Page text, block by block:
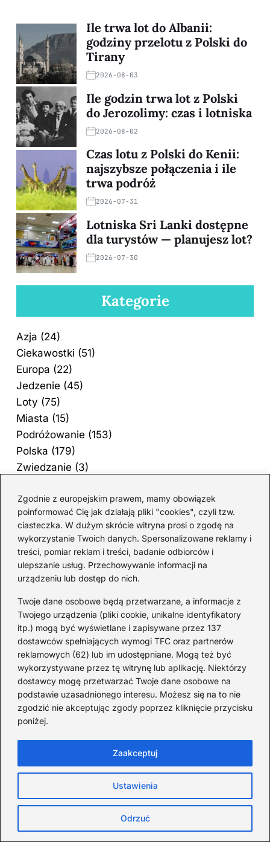
Zgodnie z europejskim prawem, mamy obowiązek
poinformować Cię jak działają pliki "cookies", czyli tzw.
ciasteczka. W dużym skrócie witryna prosi o zgodę na
wykorzystanie Twoich danych. Spersonalizowane reklamy i
treści, pomiar reklam i treści, badanie odbiorców i
ulepszanie usług. Przechowywanie informacji na
urządzeniu lub dostęp do nich.
Twoje dane osobowe będą przetwarzane, a informacje z
Twojego urządzenia (pliki cookie, unikalne identyfikatory
itp.) mogą być wyświetlane i zapisywane przez 137
dostawców spełniających wymogi TFC oraz partnerów
reklamowych (62) lub im udostępniane. Mogą też być
wykorzystywane przez tę witrynę lub aplikację. Niektórzy
dostawcy mogę przetwarzać Twoje dane osobowe na
podstawie uzasadnionego interesu. Możesz się na to nie
zgodzić nie akceptując zgody poprzez kliknięcie przycisku
poniżej.
Ustawienia
Odrzuć
Zaakceptuj
Ile trwa lot do Albanii:
godziny przelotu z Polski do
Tirany
2026-08-03
Ile godzin trwa lot z Polski
do Jerozolimy: czas i lotniska
2026-08-02
Czas lotu z Polski do Kenii:
najszybsze połączenia i ile
trwa podróż
2026-07-31
Lotniska Sri Lanki dostępne
dla turystów — planujesz lot?
2026-07-30
Kategorie
Azja (24)
Ciekawostki (51)
Europa (22)
Jedzenie (45)
Loty (75)
Miasta (15)
Podróżowanie (153)
Polska (179)
Zwiedzanie (3)
Witamy na naszym blogu podróżniczym – miejscu
stworzonym z pasji do odkrywania świata, lokalnych kultur i
niezwykłych historii. Znajdziesz tu inspirujące relacje z
podróży, praktyczne przewodniki, sprawdzone porady oraz
wskazówki, jak zaplanować wyjazd – zarówno ten bliski, jak
i na drugi koniec globu. Podróżujemy z głową i sercem –
szukamy autentycznych doświadczeń, spotkań z ludźmi i
miejsc, które mają duszę. Blog powstał z myślą o tych,
którzy marzą o wyprawach, ale też o tych, którzy szukają
konkretów: co warto zobaczyć, gdzie zjeść, jak się
przygotować i jak podróżować odpowiedzialnie.
Europa